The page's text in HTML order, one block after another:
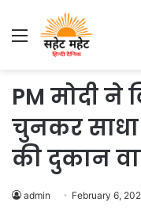
Menu
PM मोदी ने
चुनकर साधा
की दुकान
admin February 6,